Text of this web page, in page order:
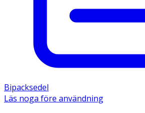
Bipacksedel
Läs noga före användning